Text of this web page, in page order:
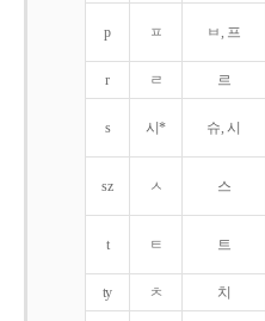
p ㅍ ㅂ, 프
r ㄹ 르
s 시* 슈, 시
sz ㅅ 스
t ㅌ 트
ty ㅊ 치